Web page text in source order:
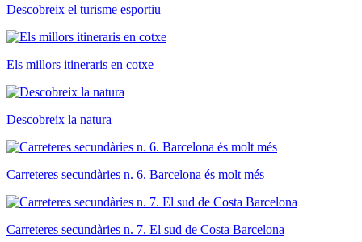
Descobreix el turisme esportiu
Els millors itineraris en cotxe
Descobreix la natura
Carreteres secundàries n. 6. Barcelona és molt més
Carreteres secundàries n. 7. El sud de Costa Barcelona